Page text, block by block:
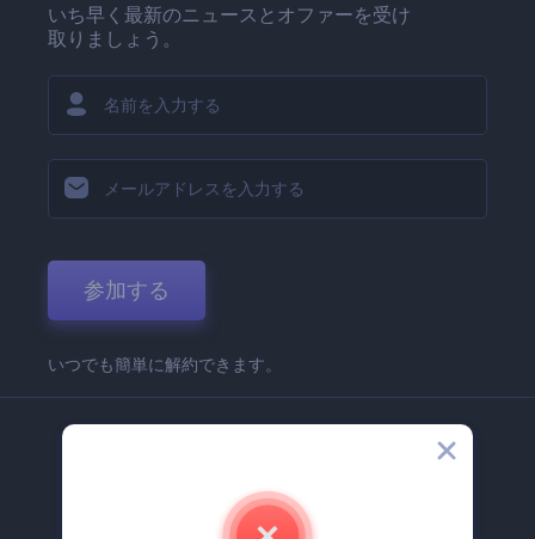
いち早く最新のニュースとオファーを受け
取りましょう。
参加する
いつでも簡単に解約できます。
Renderforest 企業情報
お問い合わせ